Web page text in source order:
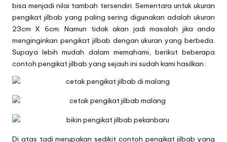
bisa menjadi nilai tambah tersendiri. Sementara untuk ukuran
pengikat jilbab yang paling sering digunakan adalah ukuran
23cm X 6cm. Namun tidak akan jadi masalah jika anda
menginginkan pengikat jilbab dengan ukuran yang berbeda.
Supaya lebih mudah dalam memahami, berikut beberapa
contoh pengikat jilbab yang sejauh ini sudah kami hasilkan :
Di atas tadi merupakan sedikit contoh pengikat jilbab yang